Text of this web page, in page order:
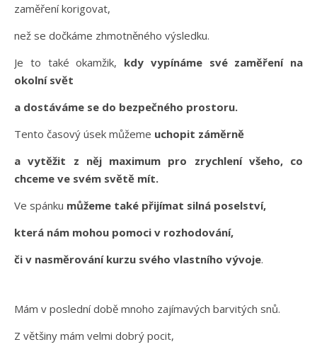
zaměření korigovat,
než se dočkáme zhmotněného výsledku.
Je to také okamžik, kdy vypínáme své zaměření na
okolní svět
a dostáváme se do bezpečného prostoru.
Tento časový úsek můžeme uchopit záměrně
a vytěžit z něj maximum pro zrychlení všeho, co
chceme ve svém světě mít.
Ve spánku můžeme také přijímat silná poselství,
která nám mohou pomoci v rozhodování,
či v nasměrování kurzu svého vlastního vývoje.
Mám v poslední době mnoho zajímavých barvitých snů.
Z většiny mám velmi dobrý pocit,